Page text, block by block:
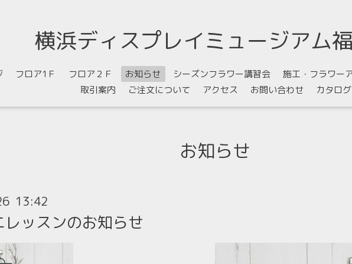
横浜ディスプレイミュージアム
フロア1Ｆ フロア２Ｆ お知らせ シーズンフラワー講習会 施工・フラワー
取引案内
ご注文について アクセス お問い合わせ カタログ
お知らせ
13:42
ッスンのお知らせ